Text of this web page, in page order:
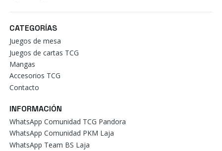
CATEGORÍAS
Juegos de mesa
Juegos de cartas TCG
Mangas
Accesorios TCG
Contacto
INFORMACIÓN
WhatsApp Comunidad TCG Pandora
WhatsApp Comunidad PKM Laja
WhatsApp Team BS Laja